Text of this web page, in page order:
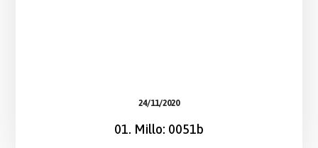
24/11/2020
01. Millo: 0051b